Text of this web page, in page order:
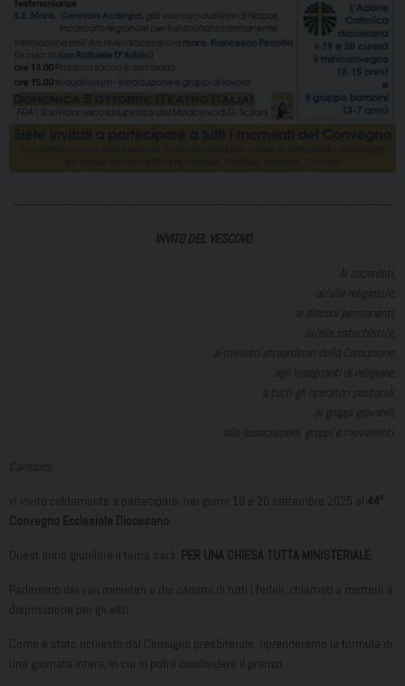
INVITO DEL VESCOVO
Ai sacerdoti,
ai/alle religiosi/e,
ai diaconi permanenti,
ai/alle catechisti/e,
ai ministri straordinari della Comunione,
agli insegnanti di religione,
a tutti gli operatori pastorali,
ai gruppi giovanili,
alle associazioni, gruppi e movimenti.
Carissimi,
vi invito caldamente a partecipare, nei giorni 19 e 20 settembre 2025 al 44o
Convegno Ecclesiale Diocesano
Quest’anno giubilare il tema sarà: PER UNA CHIESA TUTTA MINISTERIALE.
Parleremo dei vari ministeri e dei carismi di tutti i fedeli, chiamati a metterli a
disposizione per gli altri.
Come è stato richiesto dal Consiglio presbiterale, riprenderemo la formula di
una giornata intera, in cui si potrà condividere il pranzo.